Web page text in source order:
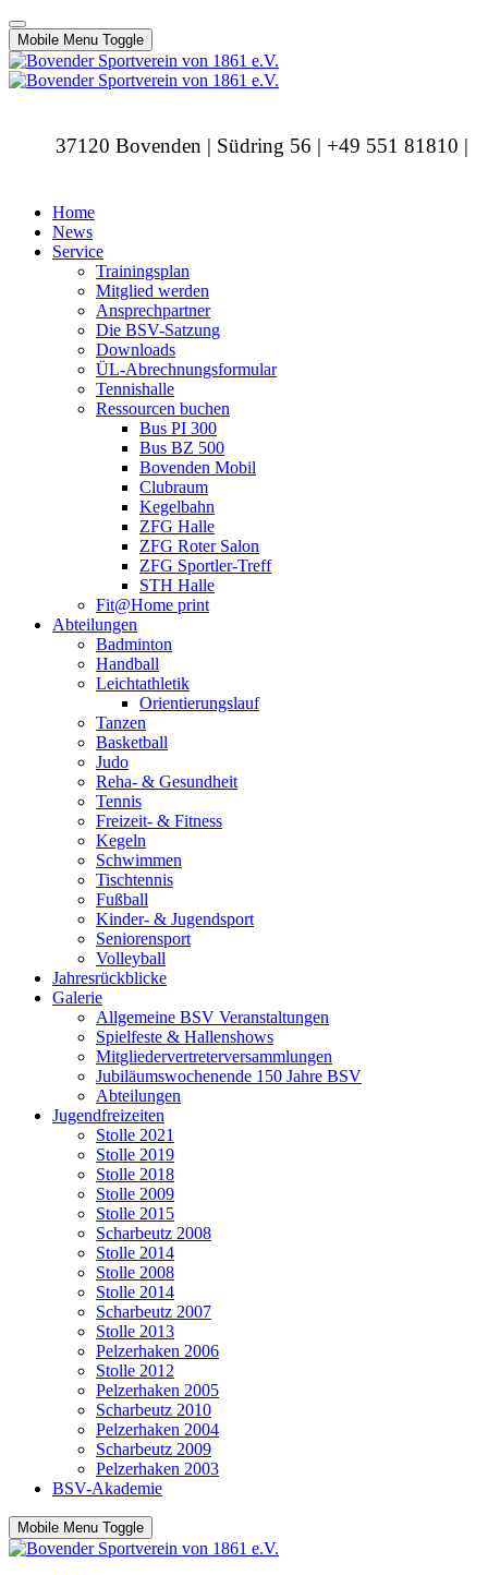
Mobile Menu Toggle
37120 Bovenden | Südring 56 | +49 551 81810 |
Home
News
Service
Trainingsplan
Mitglied werden
Ansprechpartner
Die BSV-Satzung
Downloads
ÜL-Abrechnungsformular
Tennishalle
Ressourcen buchen
Bus PI 300
Bus BZ 500
Bovenden Mobil
Clubraum
Kegelbahn
ZFG Halle
ZFG Roter Salon
ZFG Sportler-Treff
STH Halle
Fit@Home print
Abteilungen
Badminton
Handball
Leichtathletik
Orientierungslauf
Tanzen
Basketball
Judo
Reha- & Gesundheit
Tennis
Freizeit- & Fitness
Kegeln
Schwimmen
Tischtennis
Fußball
Kinder- & Jugendsport
Seniorensport
Volleyball
Jahresrückblicke
Galerie
Allgemeine BSV Veranstaltungen
Spielfeste & Hallenshows
Mitgliedervertreterversammlungen
Jubiläumswochenende 150 Jahre BSV
Abteilungen
Jugendfreizeiten
Stolle 2021
Stolle 2019
Stolle 2018
Stolle 2009
Stolle 2015
Scharbeutz 2008
Stolle 2014
Stolle 2008
Stolle 2014
Scharbeutz 2007
Stolle 2013
Pelzerhaken 2006
Stolle 2012
Pelzerhaken 2005
Scharbeutz 2010
Pelzerhaken 2004
Scharbeutz 2009
Pelzerhaken 2003
BSV-Akademie
Mobile Menu Toggle